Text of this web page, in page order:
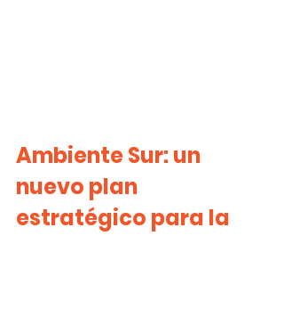
Ambiente Sur: un
nuevo plan
estratégico para la